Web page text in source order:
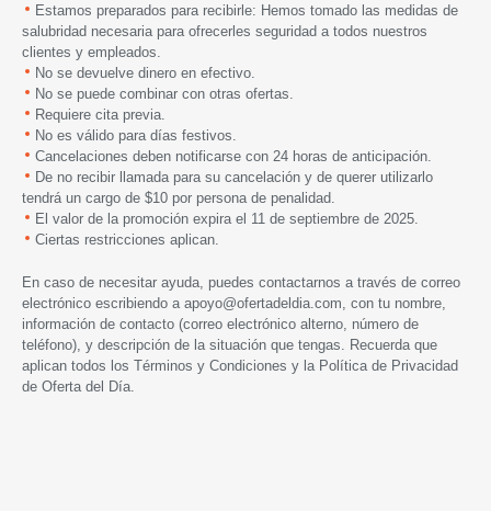
Estamos preparados para recibirle: Hemos tomado las medidas de
salubridad necesaria para ofrecerles seguridad a todos nuestros
clientes y empleados.
No se devuelve dinero en efectivo.
No se puede combinar con otras ofertas.
Requiere cita previa.
No es válido para días festivos.
Cancelaciones deben notificarse con 24 horas de anticipación.
De no recibir llamada para su cancelación y de querer utilizarlo
tendrá un cargo de $10 por persona de penalidad.
El valor de la promoción expira el 11 de septiembre de 2025.
Ciertas restricciones aplican.
En caso de necesitar ayuda, puedes contactarnos a través de correo
electrónico escribiendo a apoyo@ofertadeldia.com , con tu nombre,
información de contacto (correo electrónico alterno, número de
teléfono), y descripción de la situación que tengas. Recuerda que
aplican todos los Términos y Condiciones y la Política de Privacidad
de Oferta del Día.